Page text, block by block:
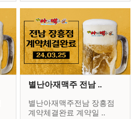
별난아재맥주 전남 ..
별난아재맥주전남 장흥점
계약체결완료 계약일 ..